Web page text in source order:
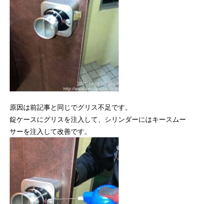
原因は前記事と同じでグリス不足です。
錠ケースにグリスを注入して、シリンダーにはキースムー
サーを注入して改善です。